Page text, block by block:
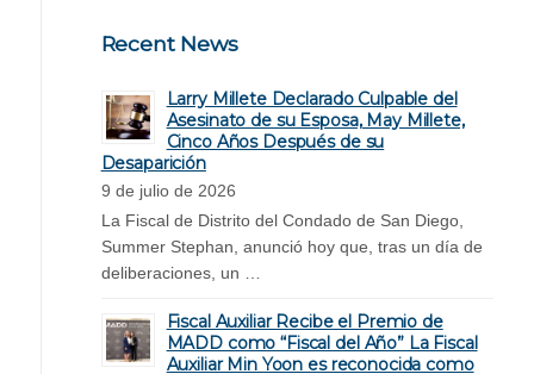
Recent News
Larry Millete Declarado Culpable del
Asesinato de su Esposa, May Millete,
Cinco Años Después de su
Desaparición
9 de julio de 2026
La Fiscal de Distrito del Condado de San Diego,
Summer Stephan, anunció hoy que, tras un día de
deliberaciones, un …
Fiscal Auxiliar Recibe el Premio de
MADD como “Fiscal del Año” La Fiscal
Auxiliar Min Yoon es reconocida como